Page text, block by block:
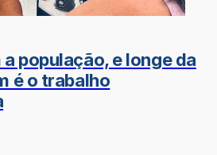
população, e longe da
é o trabalho